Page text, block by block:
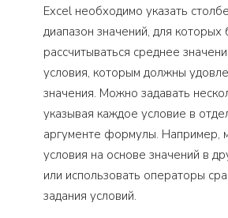
Excel необходимо указать
диапазон значений, для которых
рассчитываться среднее
условия, которым должны
значения. Можно задавать
указывая каждое условие в
аргументе формулы. Например,
условия на основе значений в
или использовать операторы
задания условий.